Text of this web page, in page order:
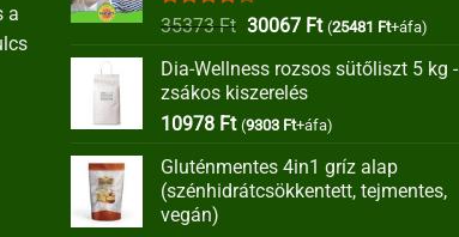
a
Értékelés:
35373Ft Original
was:
35373 Ft.
30067 FtCurrent
is:
(25481 Ft+áfa)
Dia-Wellness rozsos sütőliszt 5 kg -
zsákos kiszerelés
10978 Ft (9303 Ft+áfa)
Gluténmentes 4in1 gríz alap
(szénhidrátcsökkentett, tejmentes,
vegán)